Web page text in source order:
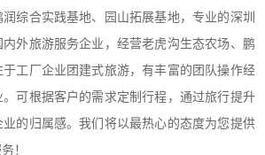
综合实践基地、园山拓展基地，专业的深圳
外旅游服务企业，经营老虎沟生态农场、鹏
工厂企业团建式旅游，有丰富的团队操作经
可根据客户的需求定制行程，通过旅行提升
的归属感。我们将以最热心的态度为您提供
！